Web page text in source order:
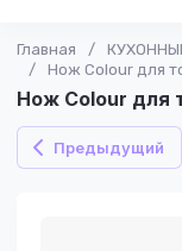
Главная /
/
Нож Colour для
Нож Colour для
Предыдущий